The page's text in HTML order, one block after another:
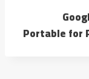
Portable for